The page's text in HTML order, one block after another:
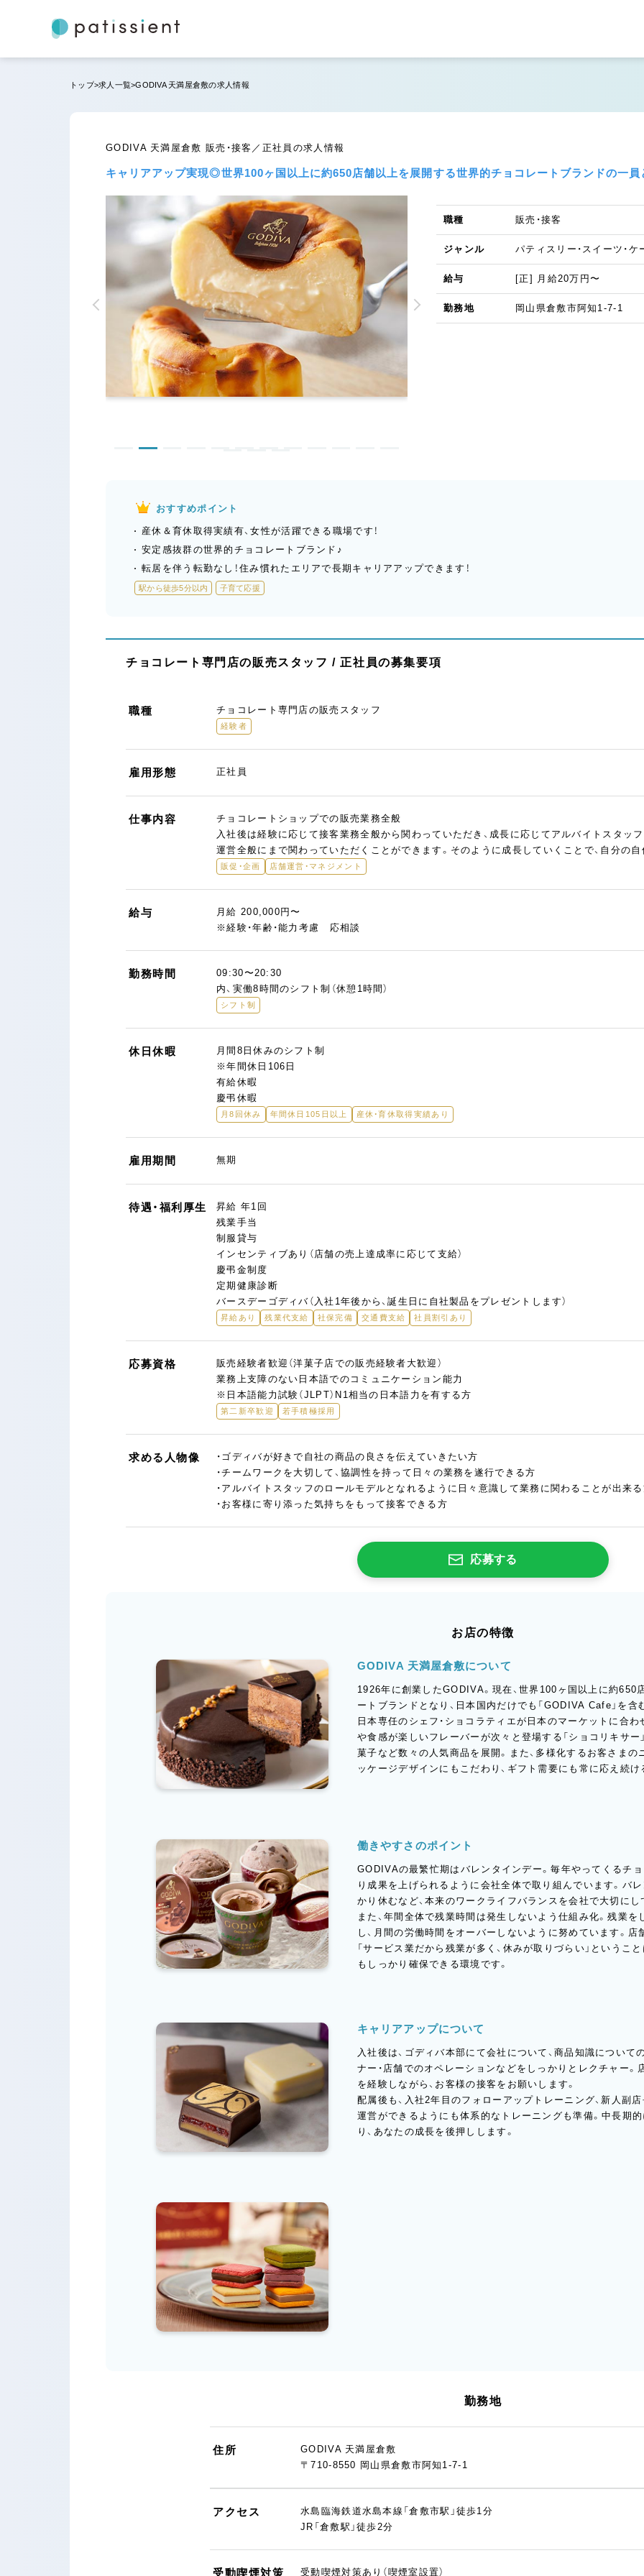
トップ 求人一覧 GODIVA 天満屋倉敷の求人情報
GODIVA 天満屋倉敷 販売・接客／正社員の求人情報
キャリアアップ実現◎世界100ヶ国以上に約650店舗以上を展開する世界的チョコレートブランドの一員
職種 販売・接客
ジャンル パティスリー・スイーツ・ケ
給与 [正] 月給20万円〜
勤務地 岡山県倉敷市阿知1-7-1
おすすめポイント
産休＆育休取得実績有、女性が活躍できる職場です！
安定感抜群の世界的チョコレートブランド♪
転居を伴う転勤なし！住み慣れたエリアで長期キャリアアップできます！
駅から徒歩5分以内 子育て応援
チョコレート専門店の販売スタッフ / 正社員の募集要項
職種 チョコレート専門店の販売スタッフ
経験者
雇用形態 正社員
仕事内容
チョコレートショップでの販売業務全般
入社後は経験に応じて接客業務全般から関わっていただき、成長に応じてアルバイトスタッ
運営全般にまで関わっていただくことができます。そのように成長していくことで、自分の自
販促・企画 店舗運営・マネジメント
給与
月給 200,000円〜
※経験・年齢・能力考慮 応相談
勤務時間
09:30〜20:30
内、実働8時間のシフト制（休憩1時間）
シフト制
休日休暇
月間8日休みのシフト制
※年間休日106日
有給休暇
慶弔休暇
月8回休み 年間休日105日以上 産休・育休取得実績あり
雇用期間 無期
待遇・福利厚生
昇給 年1回
残業手当
制服貸与
インセンティブあり（店舗の売上達成率に応じて支給）
慶弔金制度
定期健康診断
バースデーゴディバ（入社1年後から、誕生日に自社製品をプレゼントします）
昇給あり 残業代支給 社保完備 交通費支給 社員割引あり
応募資格
販売経験者歓迎（洋菓子店での販売経験者大歓迎）
業務上支障のない日本語でのコミュニケーション能力
※日本語能力試験（JLPT）N1相当の日本語力を有する方
第二新卒歓迎 若手積極採用
求める人物像
・ゴディバが好きで自社の商品の良さを伝えていきたい方
・チームワークを大切して、協調性を持って日々の業務を遂行できる方
・アルバイトスタッフのロールモデルとなれるように日々意識して業務に関わることが出来
・お客様に寄り添った気持ちをもって接客できる方
応募する
お店の特徴
GODIVA 天満屋倉敷について
1926年に創業したGODIVA。現在、世界100ヶ国以上に約650
ートブランドとなり、日本国内だけでも「GODIVA Cafe」を
日本専任のシェフ・ショコラティエが日本のマーケットに合
や食感が楽しいフレーバーが次々と登場する「ショコリキサー
菓子など数々の人気商品を展開。また、多様化するお客さま
ッケージデザインにもこだわり、ギフト需要にも常に応え続け
働きやすさのポイント
GODIVAの最繁忙期はバレンタインデー。毎年やってくるチ
り成果を上げられるように会社全体で取り組んでいます。バ
かり休むなど、本来のワークライフバランスを会社で大切にし
また、年間全体で残業時間は発生しないよう仕組み化。残業
し、月間の労働時間をオーバーしないように努めています。
「サービス業だから残業が多く、休みが取りづらい」というこ
もしっかり確保できる環境です。
キャリアアップについて
入社後は、ゴディバ本部にて会社について、商品知識について
ナー・店舗でのオペレーションなどをしっかりとレクチャー
を経験しながら、お客様の接客をお願いします。
配属後も、入社2年目のフォローアップトレーニング、新人副
運営ができるようにも体系的なトレーニングも準備。中長期
り、あなたの成長を後押しします。
勤務地
住所
GODIVA 天満屋倉敷
〒710-8550 岡山県倉敷市阿知1-7-1
アクセス
水島臨海鉄道水島本線「倉敷市駅」徒歩1分
JR「倉敷駅」徒歩2分
受動喫煙対策 受動喫煙対策あり（喫煙室設置）